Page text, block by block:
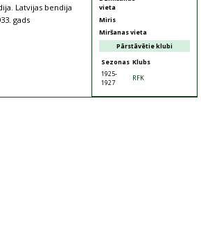
vieta
Miris
Miršanas vieta
Pārstāvētie klubi
Sezonas Klubs
1925-
1927
RFK
Latvijas bendija
gads